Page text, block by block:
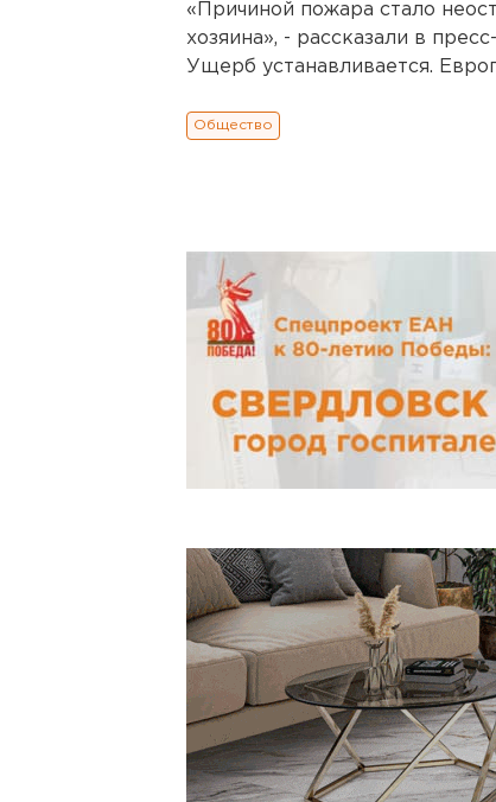
«Причиной пожара стало
хозяина», - рассказали в
Ущерб устанавливается.
Общество